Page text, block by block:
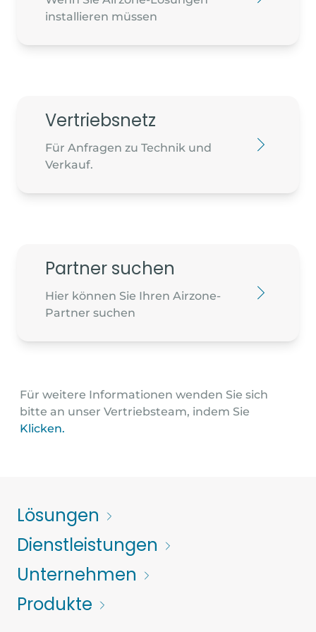
98 RUE DU PRE PAGNON
73000 - CHAMBERY
139, CHEMIN DES VERNEDES
83480 - PUGET SUR ARGENS
commande@enrsudest.fr
8 AVENUE DU COMMANDANT BRET
06400 - CANNES
commande@enrsudest.fr
0983376772
installieren müssen
Vertriebsnetz
Für Anfragen zu Technik und
Verkauf.
Partner suchen
Hier können Sie Ihren Airzone-
Partner suchen
Für weitere Informationen wenden Sie sich
bitte an unser Vertriebsteam, indem Sie
Klicken.
Lösungen
Dienstleistungen
Unternehmen
Produkte